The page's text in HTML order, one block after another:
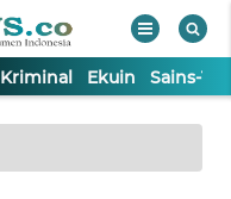
Kriminal Ekuin Sains-